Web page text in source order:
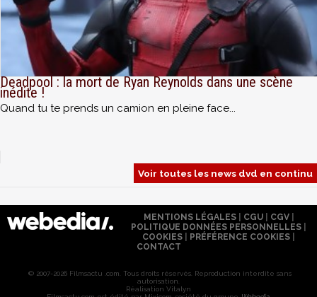
Deadpool : la mort de Ryan Reynolds dans une scène
inédite !
Quand tu te prends un camion en pleine face...
Voir toutes les news dvd en continu
MENTIONS LÉGALES| CGU| CGV|
POLITIQUE DONNÉES PERSONNELLES
COOKIES
PRÉFÉRENCE COOKIES
CONTACT
© 2007-2026 Filmsactu .com. Tous droits réservés. Reproduction interdite sans
autorisation.
Réalisation Vitalyn